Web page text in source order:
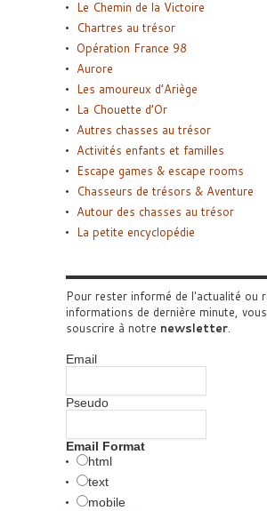
Le Chemin de la Victoire
Chartres au trésor
Opération France 98
Aurore
Les amoureux d’Ariège
La Chouette d’Or
Autres chasses au trésor
Activités enfants et familles
Escape games & escape rooms
Chasseurs de trésors & Aventure
Autour des chasses au trésor
La petite encyclopédie
Pour rester informé de l'actualité ou
informations de dernière minute,
souscrire à notre newsletter.
Email
Pseudo
Email Format
html
text
mobile